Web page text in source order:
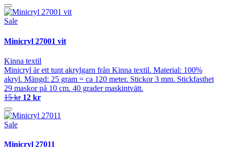
Sale
Minicryl 27001 vit
Kinna textil
Minicryl är ett tunt akrylgarn från Kinna textil. Material: 100%
akryl. Mängd: 25 gram = ca 120 meter. Stickor 3 mm. Stickfasthet
29 maskor på 10 cm. 40 grader maskintvätt.
15 kr 12 kr
Sale
Minicryl 27011